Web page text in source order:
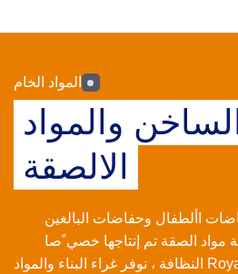
المواد الخام
والمواد
الالصقة
األطفال وحفاضات البالغين
مواد الصقة تم إنتاجها خصي ًصا
للمنتجات الصحية. بصفتنا Royal النظافة ، نوفر غراء البناء والمواد